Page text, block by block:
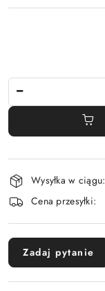
Dostępność
i
dostawa
Wysyłka w ciągu:
Cena przesyłki:
Zadaj pytanie